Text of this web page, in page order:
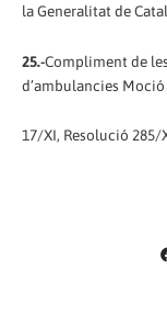
la Generalitat de
25.-Compliment de
d’ambulancies
17/XI, Resolució